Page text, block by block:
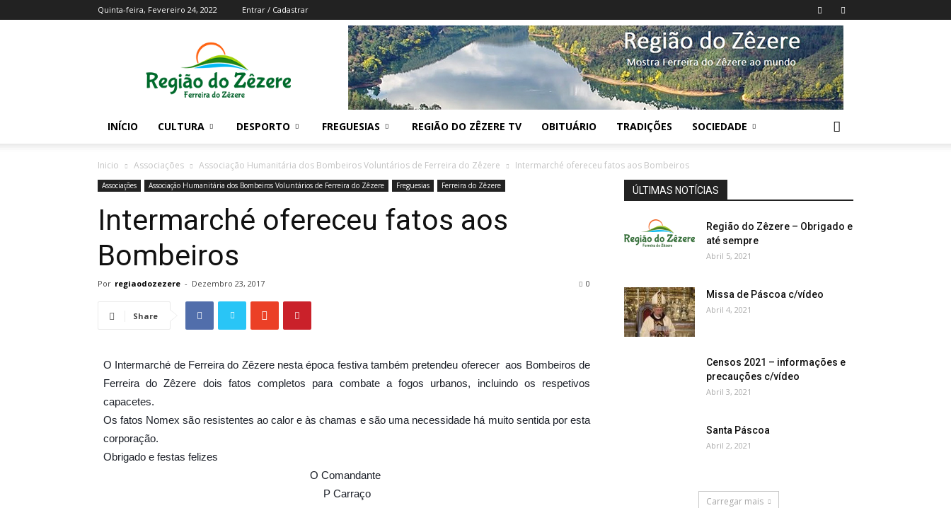
Quinta-feira, Fevereiro 24, 2022 Entrar / Cadastrar
Zezere
INÍCIO CULTURA DESPORTO FREGUESIAS REGIÃO DO ZÊZERE TV OBITUÁRIO TRADIÇÕES SOCIEDADE
Inicio Associações Associação Humanitária dos Bombeiros Voluntários de Ferreira do Zêzere Intermarché ofereceu fatos aos Bombeiros
Associações Associação Humanitária dos Bombeiros Voluntários de Ferreira do Zêzere Freguesias Ferreira do Zêzere
Intermarché ofereceu fatos aos
Bombeiros
Por regiaodozezere - Dezembro 23, 2017 0
Share
O Intermarché de Ferreira do Zêzere nesta época festiva também pretendeu oferecer aos Bombeiros de
Ferreira do Zêzere dois fatos completos para combate a fogos urbanos, incluindo os respetivos
capacetes.
Os fatos Nomex são resistentes ao calor e às chamas e são uma necessidade há muito sentida por esta
corporação.
Obrigado e festas felizes
O Comandante
P Carraço
ÚLTIMAS NOTÍCIAS
Região do Zêzere – Obrigado e
até sempre
Abril 5, 2021
Missa de Páscoa c/vídeo
Abril 4, 2021
Censos 2021 – informações e
precauções c/vídeo
Abril 3, 2021
Santa Páscoa
Abril 2, 2021
Carregar mais